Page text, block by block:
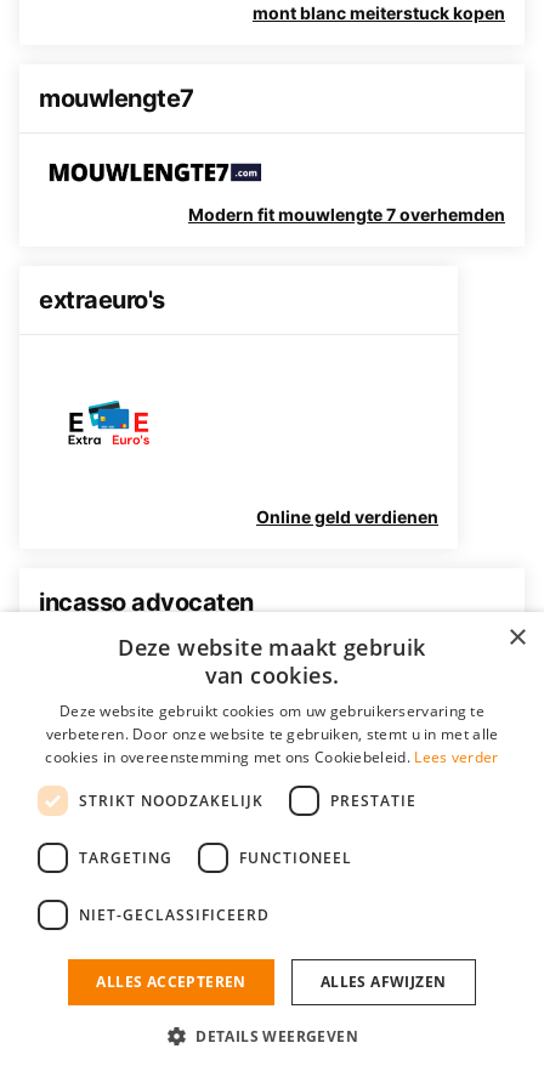
mont blanc meiterstuck kopen
mouwlengte7
Modern fit mouwlengte 7 overhemden
extraeuro's
Online geld verdienen
incasso advocaten
Incasso advocaten
fink
Fink interim finance
×
Deze website maakt gebruik
van cookies.
Deze website gebruikt cookies om uw gebruikerservaring te
verbeteren. Door onze website te gebruiken, stemt u in met alle
cookies in overeenstemming met ons Cookiebeleid. Lees verder
STRIKT NOODZAKELIJK PRESTATIE
TARGETING FUNCTIONEEL
NIET-GECLASSIFICEERD
ALLES ACCEPTEREN ALLES AFWIJZEN
DETAILS WEERGEVEN